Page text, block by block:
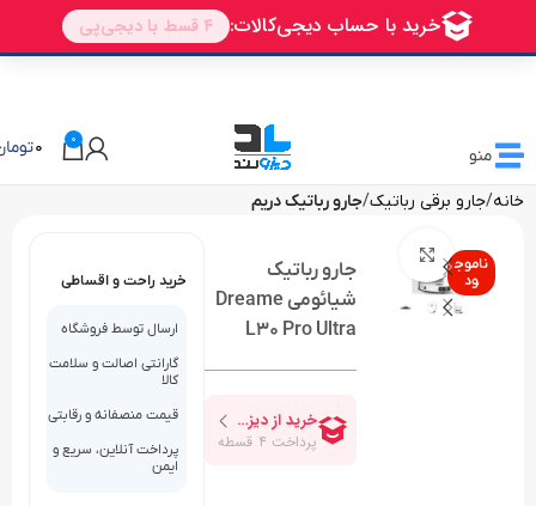
منو
0
0
خانه جارو برقی رباتیک جارو رباتیک دریم
ناموج
ود
جارو رباتیک
شیائومی Dreame
L30 Pro Ultra
خرید راحت و اقساطی
ارسال توسط فروشگاه
گارانتی اصالت و سلامت
کالا
قیمت منصفانه و رقابتی
پرداخت آنلاین، سریع و
ایمن
🎁 تخفیف ویژه دیزولند برای اولین خرید شما AVALIN